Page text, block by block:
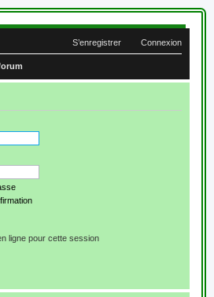
Connexion
S’enregistrer
ligne pour cette session